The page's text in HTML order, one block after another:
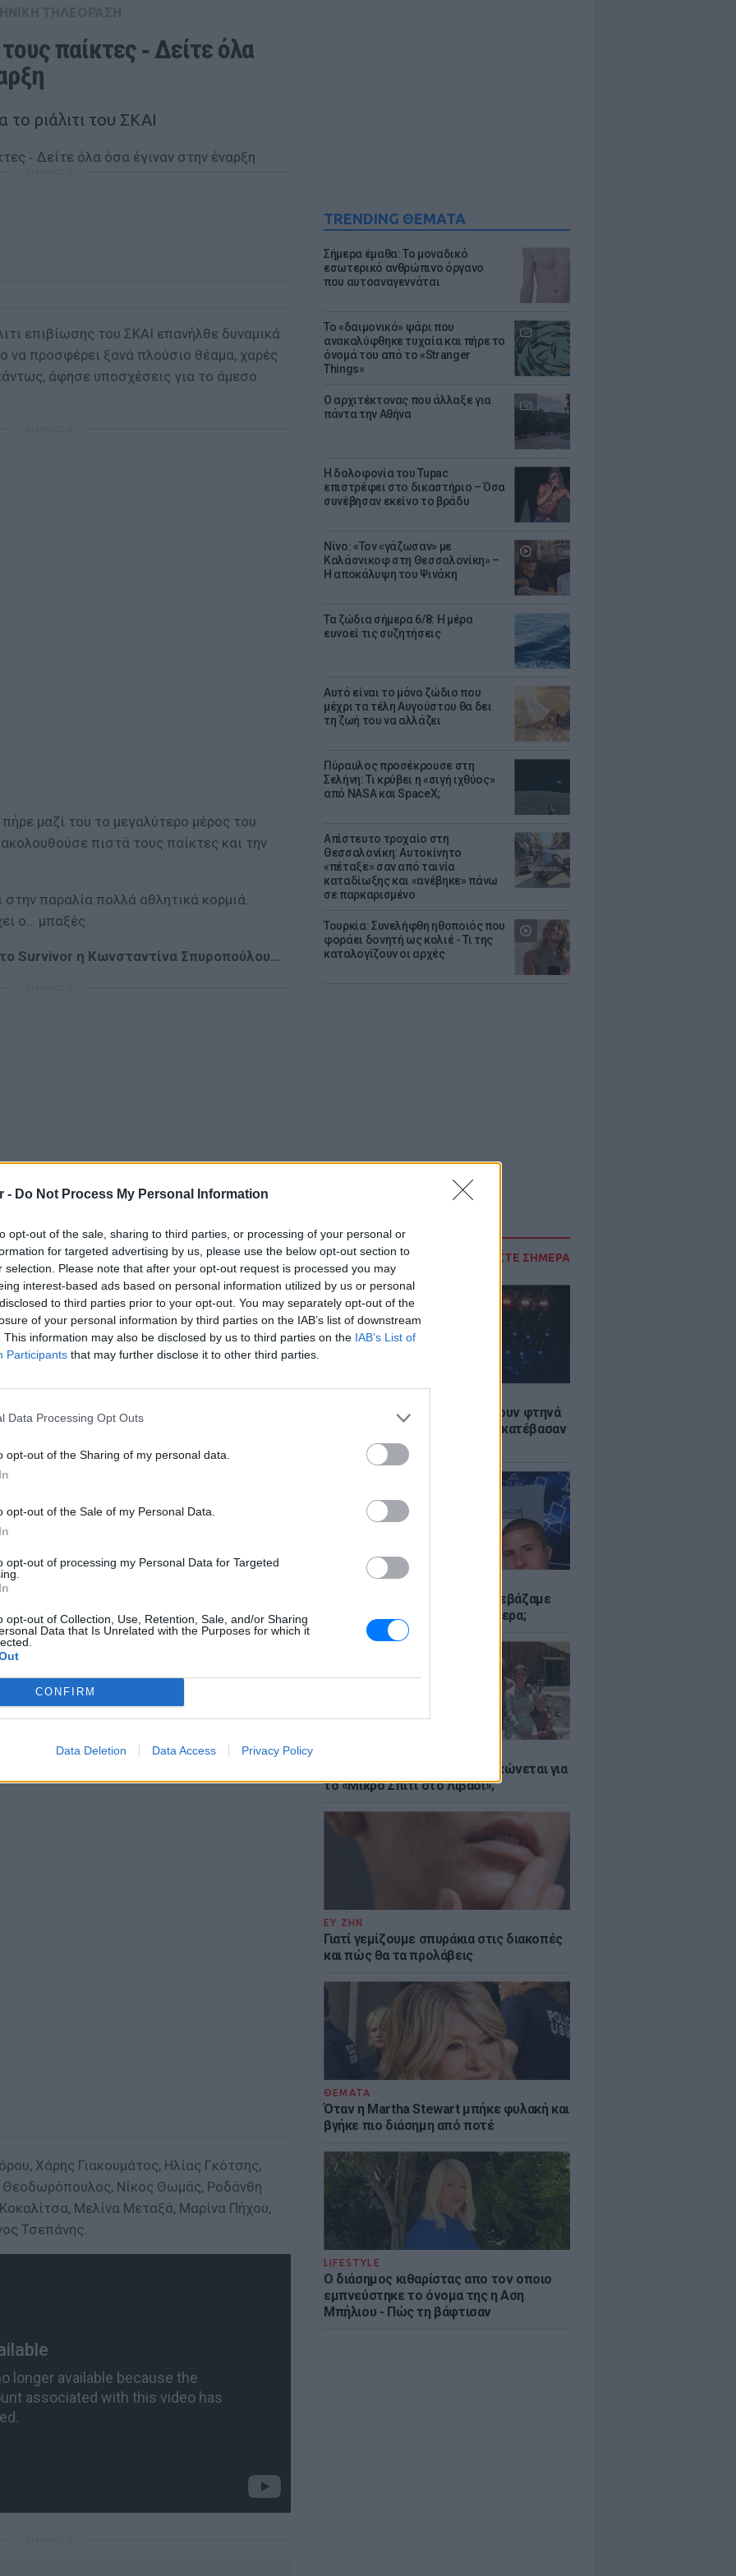
- Do Not Process My Personal Information
opt-out of the sale, sharing to third parties, or processing of your personal or
for targeted advertising by us, please use the below opt-out section to
selection. Please note that after your opt-out request is processed you may
interest-based ads based on personal information utilized by us or personal
to third parties prior to your opt-out. You may separately opt-out of the
of your personal information by third parties on the IAB’s list of downstream
This information may also be disclosed by us to third parties on the IAB’s List of
Participants that may further disclose it to other third parties.
Data Processing Opt Outs
opt-out of the Sharing of my personal data.
opt-out of the Sale of my Personal Data.
opt-out of processing my Personal Data for Targeted
opt-out of Collection, Use, Retention, Sale, and/or Sharing
Data that Is Unrelated with the Purposes for which it
CONFIRM
Data Deletion Data Access Privacy Policy
TRENDING ΘΕΜΑΤΑ
Σήμερα έμαθα: Το μοναδικό
εσωτερικό ανθρώπινο όργανο
που αυτοαναγεννάται
Το «δαιμονικό» ψάρι που
ανακαλύφθηκε τυχαία και πήρε το
όνομά του από το «Stranger
Things»
Ο αρχιτέκτονας που άλλαξε για
πάντα την Αθήνα
Η δολοφονία του Tupac
επιστρέφει στο δικαστήριο – Όσα
συνέβησαν εκείνο το βράδυ
Νίνο: «Τον «γάζωσαν» με
Καλάσνικοφ στη Θεσσαλονίκη» –
Η αποκάλυψη του Ψινάκη
Τα ζώδια σήμερα 6/8: Η μέρα
ευνοεί τις συζητήσεις
Αυτό είναι το μόνο ζώδιο που
μέχρι τα τέλη Αυγούστου θα δει
τη ζωή του να αλλάζει
Πύραυλος προσέκρουσε στη
Σελήνη: Τι κρύβει η «σιγή ιχθύος»
από NASA και SpaceX;
Απίστευτο τροχαίο στη
Θεσσαλονίκη: Αυτοκίνητο
«πέταξε» σαν από ταινία
καταδίωξης και «ανέβηκε» πάνω
σε παρκαρισμένο
Τουρκία: Συνελήφθη ηθοποιός που
φοράει δoνητή ως κολιέ - Τι της
καταλογίζουν οι αρχές
ΔΙΑΒΑΣΤΕ ΣΗΜΕΡΑ
Οι συναυλίες επιτέλους βγάζουν φτηνά
εισιτήρια - Ποιοι καλλιτέχνες κατέβασαν
τις τιμές
Έφτιαξαν το Napster που κατεβάζαμε
μουσική - Πού βρίσκονται σήμερα;
Explainer: Γιατί η Αμερική τσακώνεται για
το «Μικρό Σπίτι στο Λιβάδι»;
ΕΥ ΖΗΝ
Γιατί γεμίζουμε σπυράκια στις διακοπές
και πώς θα τα προλάβεις
ΘΕΜΑΤΑ
Όταν η Martha Stewart μπήκε φυλακή και
βγήκε πιο διάσημη από ποτέ
LIFESTYLE
Ο διάσημος κιθαρίστας απο τον οποιο
εμπνεύστηκε το όνομα της η Αση
Μπήλιου - Πώς τη βάφτισαν
παίκτες ‑ Δείτε όλα
το ριάλιτι του ΣΚΑΙ
επιβίωσης του ΣΚΑΙ επανήλθε δυναμικά
να προσφέρει ξανά πλούσιο θέαμα, χαρές
άφησε υποσχέσεις για το άμεσο
μαζί του το μεγαλύτερο μέρος του
πιστά τους παίκτες και την
παραλία πολλά αθλητικά κορμιά.
ο… μπαξές.
Survivor η Κωνσταντίνα Σπυροπούλου…
καθώς εντός των ημερών αναμένεται
Κωνσταντίνα Σπυροπούλου. Μαζί με τη
μπει κι ακόμα ένα άτομο, που θα πάει
εξωτικό Άγιο Δομίνικο και ρίχτηκαν
ένας: η νίκη. Οι πρώτες μέρες στο
για τους περισσότερους,
στη νέα τους καθημερινότητα. Ο
μεγάλος αν και γνωρίζουν πολύ καλά πως
θα αντιμετωπίζουν θα δυσχεραίνουν την
Γιάννης Δρυμωνάκος, ,Στέλιος
Ξένια –REC, Νάσος Παπαργυρόπουλος,
Γιάννης Τσίλης, Όλγα Φαρμάκη,
Χάρης Γιακουμάτος, Ηλίας Γκότσης,
Θεοδωρόπουλος, Νίκος Θωμάς, Ροδάνθη
Μελίνα Μεταξά, Μαρίνα Πήχου,
Τσεπάνης.